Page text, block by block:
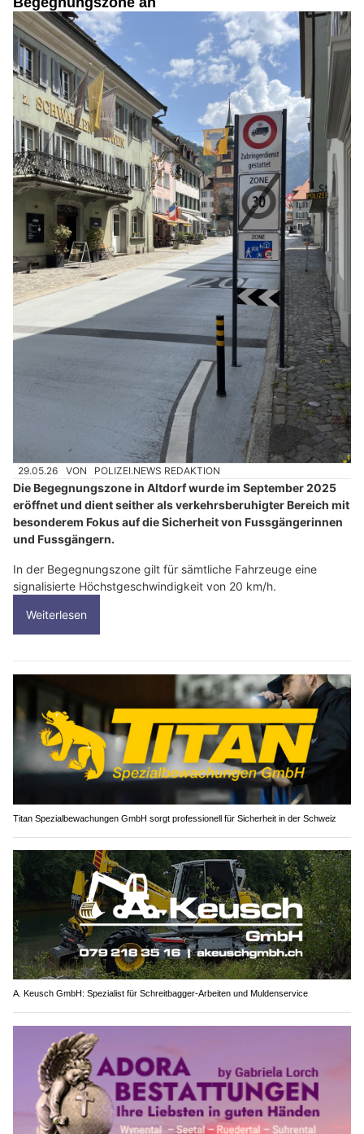
29.05.26 VON POLIZEI.NEWS REDAKTION
Die Begegnungszone in Altdorf wurde im September 2025
eröffnet und dient seither als verkehrsberuhigter Bereich mit
besonderem Fokus auf die Sicherheit von Fussgängerinnen
und Fussgängern.
In der Begegnungszone gilt für sämtliche Fahrzeuge eine
signalisierte Höchstgeschwindigkeit von 20 km/h.
Weiterlesen
Titan Spezialbewachungen GmbH sorgt professionell für Sicherheit in der Schweiz
A. Keusch GmbH: Spezialist für Schreitbagger-Arbeiten und Muldenservice